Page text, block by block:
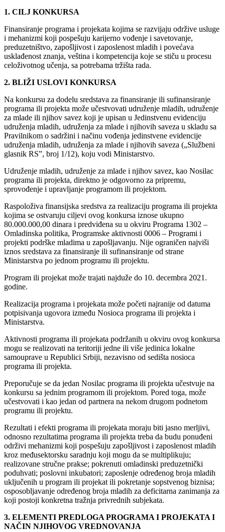
1. CILJ KONKURSA
Finansiranje programa i projekata kojima se razvijaju održive usluge
i mehanizmi koji pospešuju karijerno vođenje i savetovanje,
preduzetništvo, zapošljivost i zaposlenost mladih i povećava
usklađenost znanja, veština i kompetencija koje se stiču u procesu
celoživotnog učenja, sa potrebama tržišta rada.
2. BLIŽI USLOVI KONKURSA
Na konkursu za dodelu sredstava za finansiranje ili sufinansiranje
programa ili projekta može učestvovati udruženje mladih, udruženje
za mlade ili njihov savez koji je upisan u Jedinstvenu evidenciju
udruženja mladih, udruženja za mlade i njihovih saveza u skladu sa
Pravilnikom o sadržini i načinu vođenja jedinstvene evidencije
udruženja mladih, udruženja za mlade i njihovih saveza („Službeni
glasnik RS”, broj 1/12), koju vodi Ministarstvo.
Udruženje mladih, udruženje za mlade i njihov savez, kao Nosilac
programa ili projekta, direktno je odgovorno za pripremu,
sprovođenje i upravljanje programom ili projektom.
Raspoloživa finansijska sredstva za realizaciju programa ili projekta
kojima se ostvaruju ciljevi ovog konkursa iznose ukupno
80.000.000,00 dinara i predviđena su u okviru Programa 1302 –
Omladinska politika, Programske aktivnosti 0006 – Programi i
projekti podrške mladima u zapošljavanju. Nije ograničen najviši
iznos sredstava za finansiranje ili sufinansiranje od strane
Ministarstva po jednom programu ili projektu.
Program ili projekat može trajati najduže do 10. decembra 2021.
godine.
Realizacija programa i projekata može početi najranije od datuma
potpisivanja ugovora između Nosioca programa ili projekta i
Ministarstva.
Aktivnosti programa ili projekata podržanih u okviru ovog konkursa
mogu se realizovati na teritoriji jedne ili više jedinica lokalne
samouprave u Republici Srbiji, nezavisno od sedišta nosioca
programa ili projekta.
Preporučuje se da jedan Nosilac programa ili projekta učestvuje na
konkursu sa jednim programom ili projektom. Pored toga, može
učestvovati i kao jedan od partnera na nekom drugom podnetom
programu ili projektu.
Rezultati i efekti programa ili projekata moraju biti jasno merljivi,
odnosno rezultatima programa ili projekta treba da budu ponuđeni
održivi mehanizmi koji pospešuju zapošljivost i zaposlenost mladih
kroz međusektorsku saradnju koji mogu da se multiplikuju;
realizovane stručne prakse; pokrenuti omladinski preduzetnički
poduhvati; poslovni inkubatori; zaposlenje određenog broja mladih
uključenih u program ili projekat ili pokretanje sopstvenog biznisa;
osposobljavanje određenog broja mladih za deficitarna zanimanja za
koji postoji konkretna tražnja privrednih subjekata.
3. ELEMENTI PREDLOGA PROGRAMA I PROJEKATA I
NAČIN NJIHOVOG VREDNOVANJA